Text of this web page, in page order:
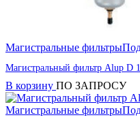
Магистральные фильтры
Магистральный фильтр Alup D
В корзину ПО ЗАПРОСУ
Магистральные фильтры